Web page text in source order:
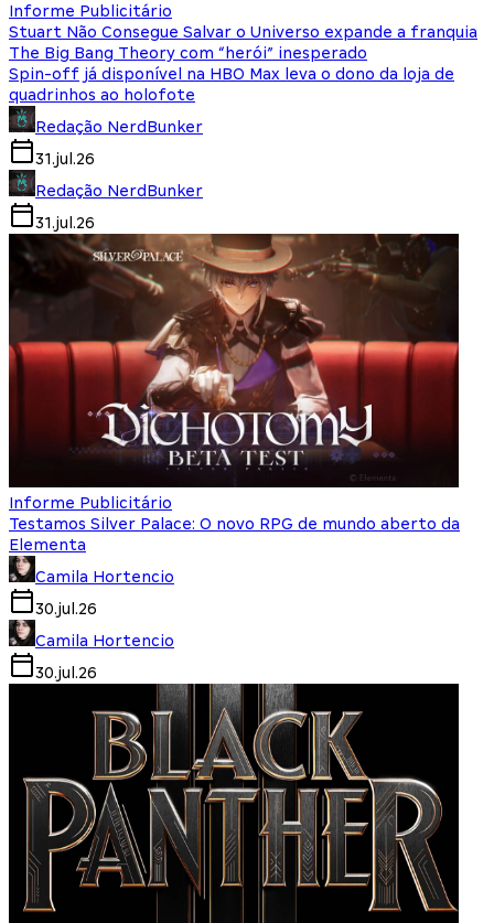
Informe Publicitário
Stuart Não Consegue Salvar o Universo expande a franquia
The Big Bang Theory com “herói” inesperado
Spin-off já disponível na HBO Max leva o dono da loja de
quadrinhos ao holofote
Redação NerdBunker
31.jul.26
Redação NerdBunker
31.jul.26
Informe Publicitário
Testamos Silver Palace: O novo RPG de mundo aberto da
Elementa
Camila Hortencio
30.jul.26
Camila Hortencio
30.jul.26